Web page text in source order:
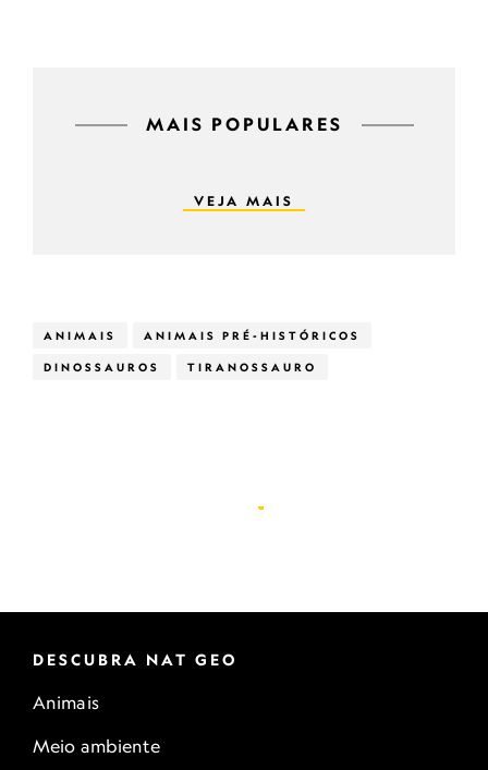
MAIS POPULARES
VEJA MAIS
ANIMAIS ANIMAIS PRÉ-HISTÓRICOS
DINOSSAUROS TIRANOSSAURO
DESCUBRA NAT GEO
Animais
Meio ambiente